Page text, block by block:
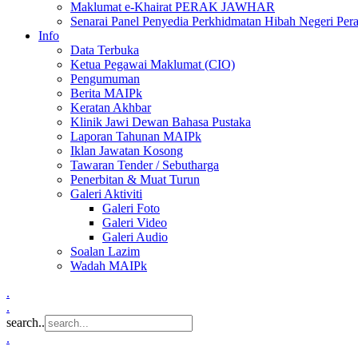
Maklumat e-Khairat PERAK JAWHAR
Senarai Panel Penyedia Perkhidmatan Hibah Negeri
Info
Data Terbuka
Ketua Pegawai Maklumat (CIO)
Pengumuman
Berita MAIPk
Keratan Akhbar
Klinik Jawi Dewan Bahasa Pustaka
Laporan Tahunan MAIPk
Iklan Jawatan Kosong
Tawaran Tender / Sebutharga
Penerbitan & Muat Turun
Galeri Aktiviti
Galeri Foto
Galeri Video
Galeri Audio
Soalan Lazim
Wadah MAIPk
.
.
search..
.